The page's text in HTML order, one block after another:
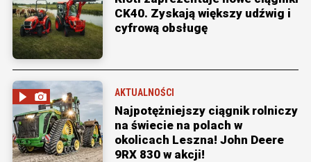
CK40. Zyskają większy udźwig i
cyfrową obsługę
AKTUALNOŚCI
Najpotężniejszy ciągnik rolniczy
na świecie na polach w
okolicach Leszna! John Deere
9RX 830 w akcji!